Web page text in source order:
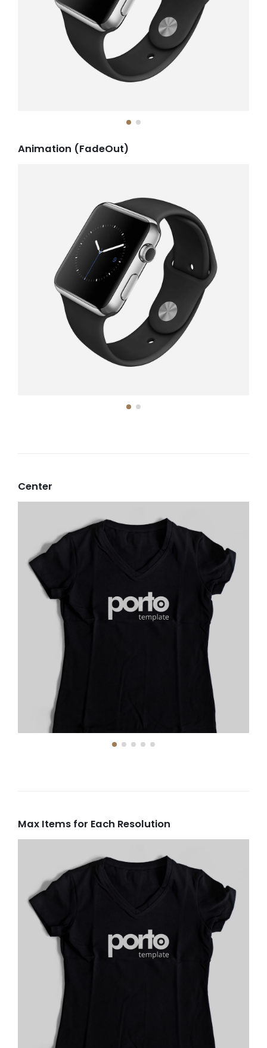
Animation (FadeOut)
Center
Max Items for Each Resolution